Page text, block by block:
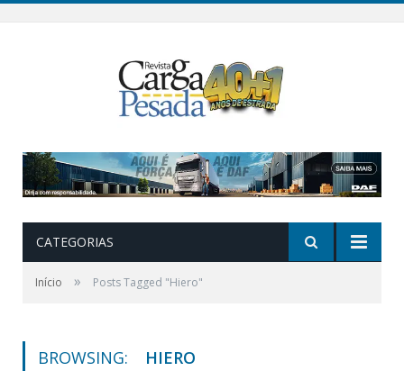
CATEGORIAS
Início » Posts Tagged "Hiero"
BROWSING: HIERO